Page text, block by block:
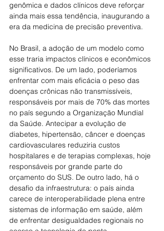
genômica e dados clínicos deve reforçar
ainda mais essa tendência, inaugurando a
era da medicina de precisão preventiva.
No Brasil, a adoção de um modelo como
esse traria impactos clínicos e econômicos
significativos. De um lado, poderíamos
enfrentar com mais eficácia o peso das
doenças crônicas não transmissíveis,
responsáveis por mais de 70% das mortes
no país segundo a Organização Mundial
da Saúde. Antecipar a evolução de
diabetes, hipertensão, câncer e doenças
cardiovasculares reduziria custos
hospitalares e de terapias complexas, hoje
responsáveis por grande parte do
orçamento do SUS. De outro lado, há o
desafio da infraestrutura: o país ainda
carece de interoperabilidade plena entre
sistemas de informação em saúde, além
de enfrentar desigualdades regionais no